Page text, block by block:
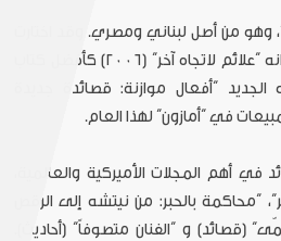
يحيى لبابيدي سنة ١٩٧٣”، وهو من أصل لبناني ومصري. وقد اختارت
جريدة الاندبندت البريطانية ديوانه “علائم لاتجاه آخر” (٢٠٠٦) كأفضل كتاب
الجديد “أفعال موازنة: قصائدة جديدة
في “أمازون” لهذا العام.
في أهم المجلات الأميركية والعالمية،
“محاكمة بالحبر: من نيتشه إلى الرقص
(قصائد) و “الفنان متصوفاً” (أحاديث).